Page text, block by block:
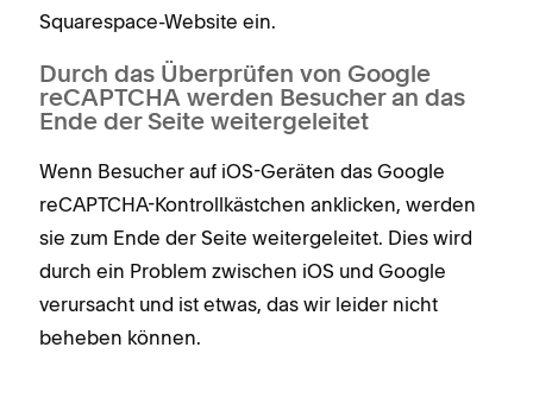
Squarespace-Website ein.
Durch das Überprüfen von Google
reCAPTCHA werden Besucher an das
Ende der Seite weitergeleitet
Wenn Besucher auf iOS-Geräten das Google
reCAPTCHA-Kontrollkästchen anklicken, werden
sie zum Ende der Seite weitergeleitet. Dies wird
durch ein Problem zwischen iOS und Google
verursacht und ist etwas, das wir leider nicht
beheben können.